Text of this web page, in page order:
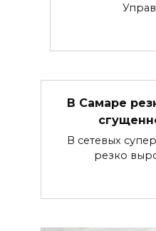
В Самаре
В сетевых
резко